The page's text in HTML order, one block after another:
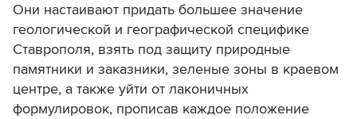
Они настаивают придать большее значение
геологической и географической специфике
Ставрополя, взять под защиту природные
памятники и заказники, зеленые зоны в краевом
центре, а также уйти от лаконичных
формулировок, прописав каждое положение